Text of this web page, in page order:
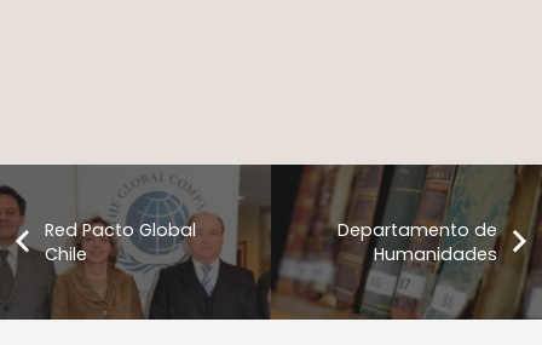
Red Pacto Global
Chile
Departamento de
Humanidades